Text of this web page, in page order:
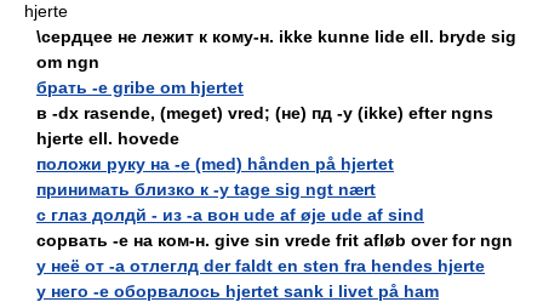
hjerte
\сердцеe не лежит к кому-н. ikke kunne lide ell. bryde sig
om ngn
брать -е gribe om hjertet
в -dx rasende, (meget) vred; (не) пд -у (ikke) efter ngns
hjerte ell. hovede
положи руку на -e (med) hånden på hjertet
принимать близко к -у tage sig ngt nært
с глаз долдй - из -а вон ude af øje ude af sind
сорвать -e на ком-н. give sin vrede frit afløb over for ngn
у неё от -а отлеглд der faldt en sten fra hendes hjerte
у него -e оборвалось hjertet sank i livet på ham